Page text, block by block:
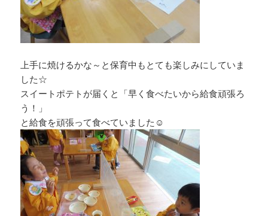
上手に焼けるかな～と保育中もとても楽しみにしていま
した☆
スイートポテトが届くと「早く食べたいから給食頑張ろ
う！」
と給食を頑張って食べていました☺